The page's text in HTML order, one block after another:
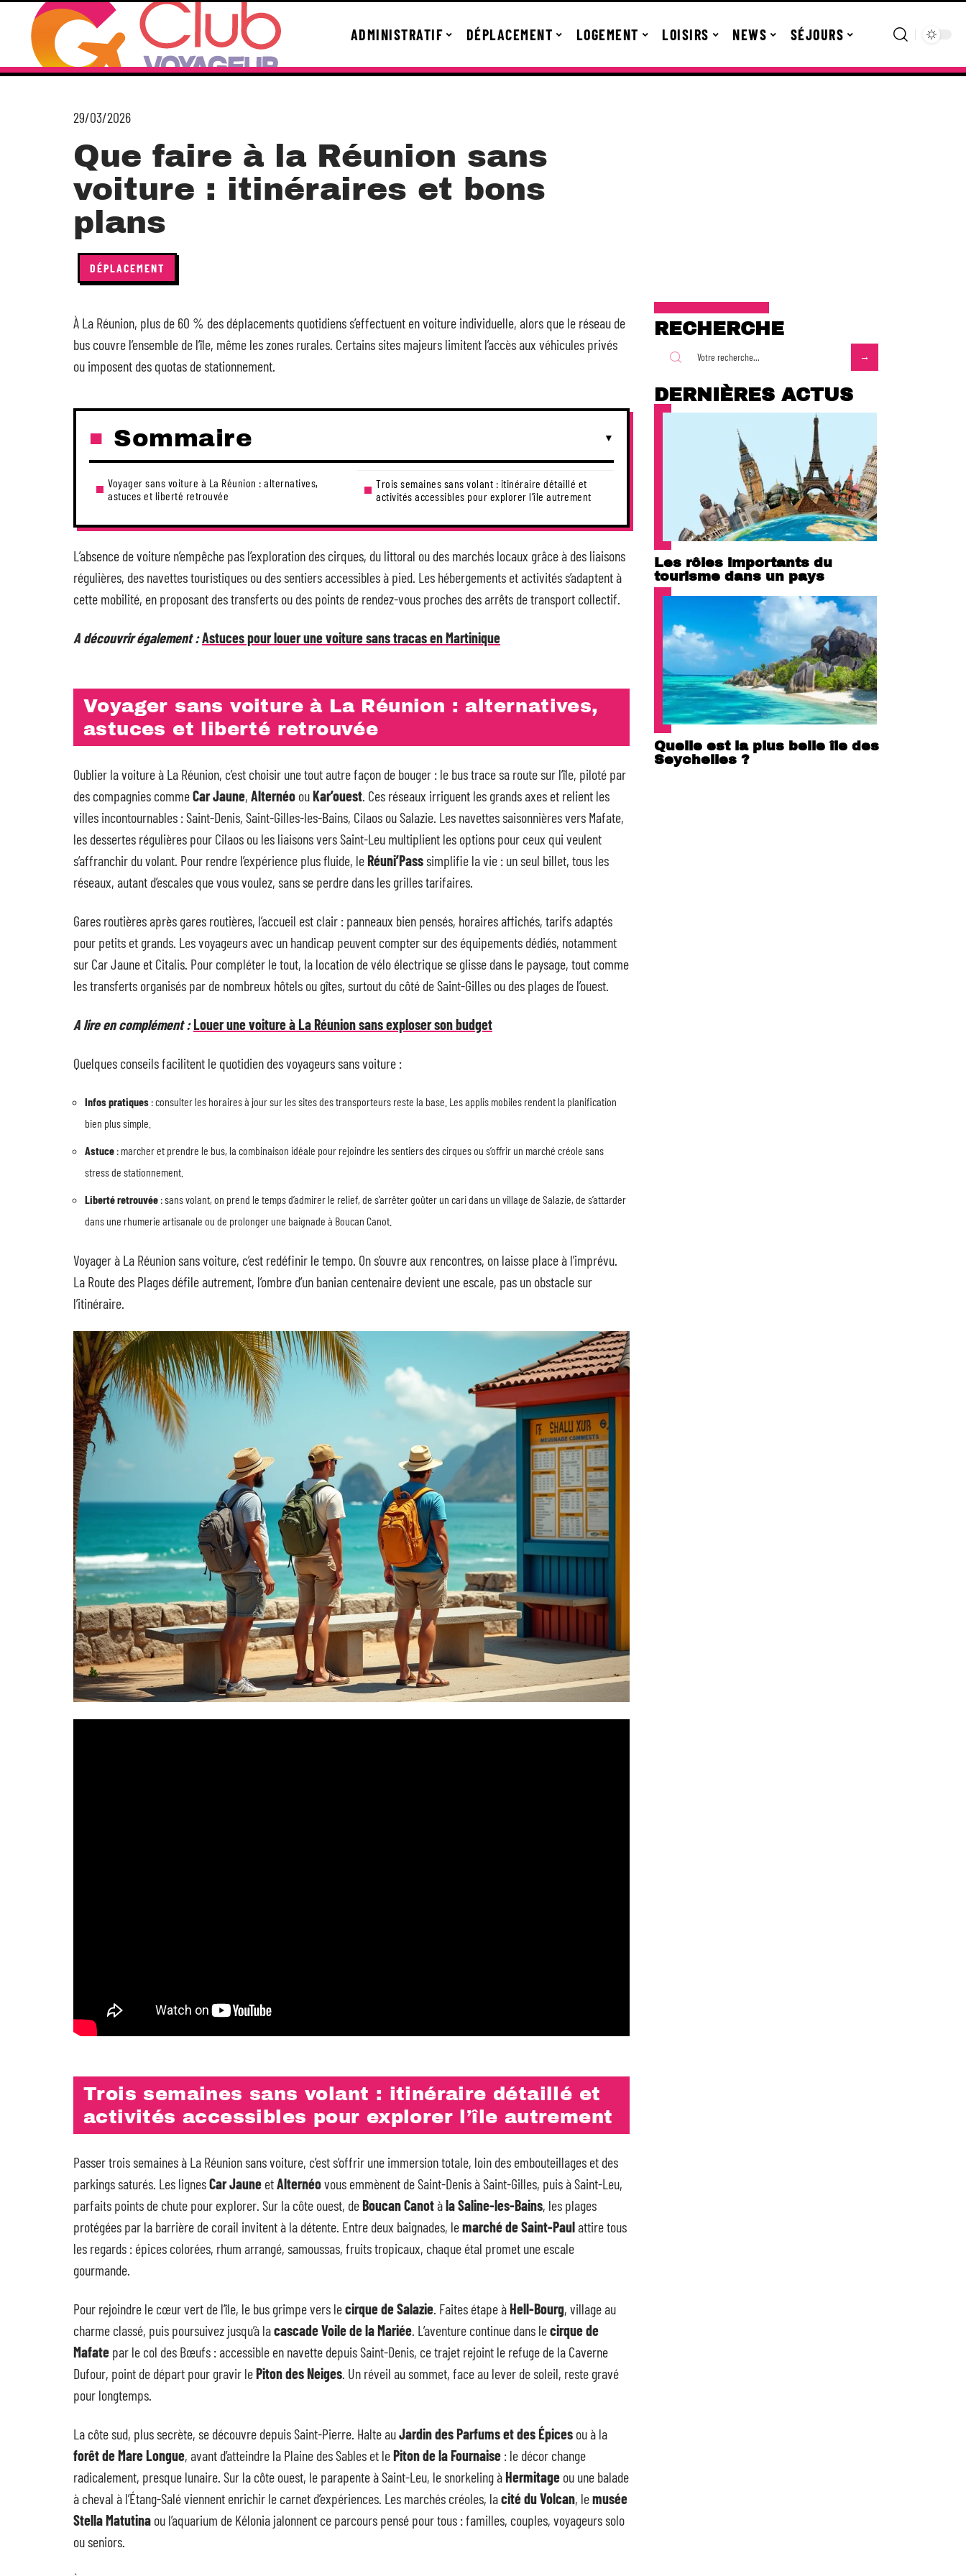
ADMINISTRATIF DÉPLACEMENT LOGEMENT LOISIRS NEWS SÉJOURS
29/03/2026
Que faire à la Réunion sans
voiture : itinéraires et bons
plans
DÉPLACEMENT
À La Réunion, plus de 60 % des déplacements quotidiens s’effectuent en voiture individuelle, alors que le réseau de
bus couvre l’ensemble de l’île, même les zones rurales. Certains sites majeurs limitent l’accès aux véhicules privés
ou imposent des quotas de stationnement.
Sommaire
Voyager sans voiture à La Réunion : alternatives,
astuces et liberté retrouvée
Trois semaines sans volant : itinéraire détaillé et
activités accessibles pour explorer l’île autrement
L’absence de voiture n’empêche pas l’exploration des cirques, du littoral ou des marchés locaux grâce à des liaisons
régulières, des navettes touristiques ou des sentiers accessibles à pied. Les hébergements et activités s’adaptent à
cette mobilité, en proposant des transferts ou des points de rendez-vous proches des arrêts de transport collectif.
A découvrir également :Astuces pour louer une voiture sans tracas en Martinique
Voyager sans voiture à La Réunion : alternatives,
astuces et liberté retrouvée
Oublier la voiture à La Réunion, c’est choisir une tout autre façon de bouger : le bus trace sa route sur l’île, piloté par
des compagnies commeCar Jaune, Alternéo ouKar’ouest. Ces réseaux irriguent les grands axes et relient les
villes incontournables : Saint-Denis, Saint-Gilles-les-Bains, Cilaos ou Salazie. Les navettes saisonnières vers Mafate,
les dessertes régulières pour Cilaos ou les liaisons vers Saint-Leu multiplient les options pour ceux qui veulent
s’affranchir du volant. Pour rendre l’expérience plus fluide, leRéuni’Passsimplifie la vie : un seul billet, tous les
réseaux, autant d’escales que vous voulez, sans se perdre dans les grilles tarifaires.
Gares routières après gares routières, l’accueil est clair : panneaux bien pensés, horaires affichés, tarifs adaptés
pour petits et grands. Les voyageurs avec un handicap peuvent compter sur des équipements dédiés, notamment
sur Car Jaune et Citalis. Pour compléter le tout, la location de vélo électrique se glisse dans le paysage, tout comme
les transferts organisés par de nombreux hôtels ou gîtes, surtout du côté de Saint-Gilles ou des plages de l’ouest.
A lire en complément :Louer une voiture à La Réunion sans exploser son budget
Quelques conseils facilitent le quotidien des voyageurs sans voiture :
Infos pratiques : consulter les horaires à jour sur les sites des transporteurs reste la base. Les applis mobiles rendent la planification
bien plus simple.
Astuce : marcher et prendre le bus, la combinaison idéale pour rejoindre les sentiers des cirques ou s’offrir un marché créole sans
stress de stationnement.
Liberté retrouvée : sans volant, on prend le temps d’admirer le relief, de s’arrêter goûter un cari dans un village de Salazie, de s’attarder
dans une rhumerie artisanale ou de prolonger une baignade à Boucan Canot.
Voyager à La Réunion sans voiture, c’est redéfinir le tempo. On s’ouvre aux rencontres, on laisse place à l’imprévu.
La Route des Plages défile autrement, l’ombre d’un banian centenaire devient une escale, pas un obstacle sur
l’itinéraire.
Trois semaines sans volant : itinéraire détaillé et
activités accessibles pour explorer l’île autrement
Passer trois semaines à La Réunion sans voiture, c’est s’offrir une immersion totale, loin des embouteillages et des
parkings saturés. Les lignesCar Jaune etAlternéovous emmènent de Saint-Denis à Saint-Gilles, puis à Saint-Leu,
parfaits points de chute pour explorer. Sur la côte ouest, deBoucan Canotàla Saline-les-Bains, les plages
protégées par la barrière de corail invitent à la détente. Entre deux baignades, lemarché de Saint-Paulattire tous
les regards : épices colorées, rhum arrangé, samoussas, fruits tropicaux, chaque étal promet une escale
gourmande.
Pour rejoindre le cœur vert de l’île, le bus grimpe vers lecirque de Salazie. Faites étape àHell-Bourg, village au
charme classé, puis poursuivez jusqu’à lacascade Voile de la Mariée. L’aventure continue dans lecirque de
Mafate par le col des Bœufs : accessible en navette depuis Saint-Denis, ce trajet rejoint le refuge de la Caverne
Dufour, point de départ pour gravir lePiton des Neiges. Un réveil au sommet, face au lever de soleil, reste gravé
pour longtemps.
La côte sud, plus secrète, se découvre depuis Saint-Pierre. Halte auJardin des Parfums et des Épices ou à la
forêt de Mare Longue, avant d’atteindre la Plaine des Sables et lePiton de la Fournaise : le décor change
radicalement, presque lunaire. Sur la côte ouest, le parapente à Saint-Leu, le snorkeling àHermitage ou une balade
à cheval à l’Étang-Salé viennent enrichir le carnet d’expériences. Les marchés créoles, lacité du Volcan, lemusée
Stella Matutina ou l’aquarium de Kélonia jalonnent ce parcours pensé pour tous : familles, couples, voyageurs solo
ou seniors.
RECHERCHE
DERNIÈRES ACTUS
Les rôles importants du
tourisme dans un pays
Quelle est la plus belle île des
Seychelles ?